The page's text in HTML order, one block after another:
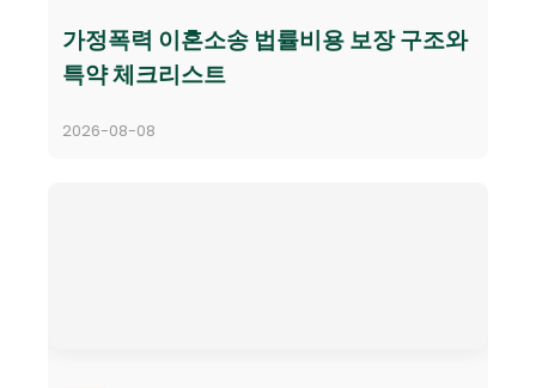
가정폭력 이혼소송 법률비용 보장 구조와
특약 체크리스트
2026-08-08